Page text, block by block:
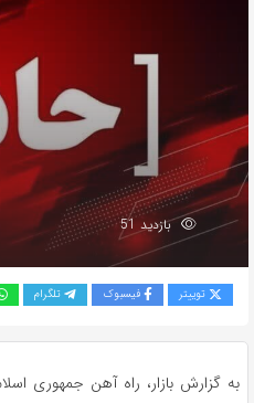
بازدید 51
توییتر فیسبوک تلگرام
به گزارش بازار، راه آهن جمهوری